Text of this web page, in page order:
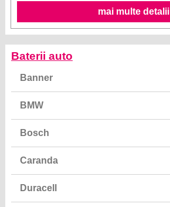
mai multe detalii
Baterii auto
Banner
BMW
Bosch
Caranda
Duracell